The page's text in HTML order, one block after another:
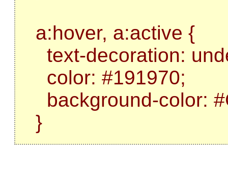
a:hover, a:active {
text-decoration:
color: #191970;
background-color:
}